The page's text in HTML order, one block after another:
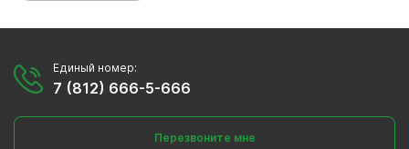
Единый номер:
7 (812) 666-5-666
Перезвоните мне